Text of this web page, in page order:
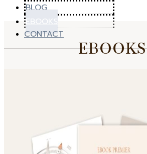
BLOG
EBOOKS
CONTACT
EBOOKS